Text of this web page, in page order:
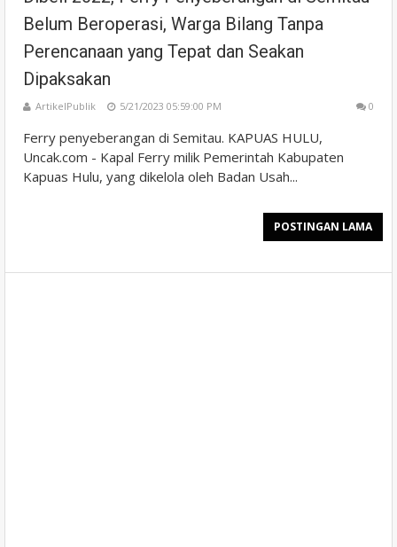
Belum Beroperasi, Warga Bilang Tanpa
Perencanaan yang Tepat dan Seakan
Dipaksakan
ArtikelPublik 5/21/2023 05:59:00 PM 0
Ferry penyeberangan di Semitau. KAPUAS HULU,
Uncak.com - Kapal Ferry milik Pemerintah Kabupaten
Kapuas Hulu, yang dikelola oleh Badan Usah...
POSTINGAN LAMA